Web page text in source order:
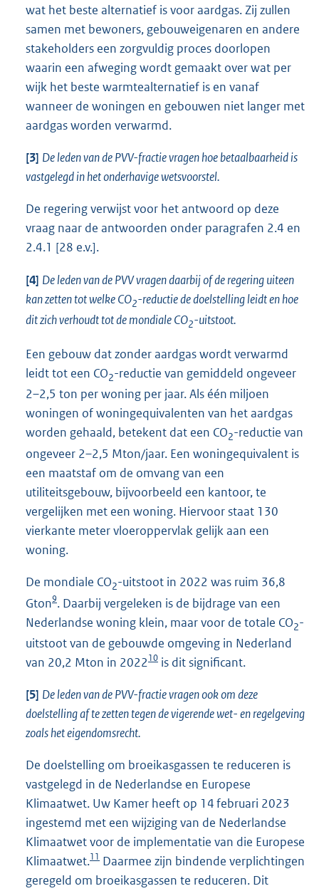
wat het beste alternatief is voor aardgas. Zij zullen
samen met bewoners, gebouweigenaren en andere
stakeholders een zorgvuldig proces doorlopen
waarin een afweging wordt gemaakt over wat per
wijk het beste warmtealternatief is en vanaf
wanneer de woningen en gebouwen niet langer met
aardgas worden verwarmd.
[3] De leden van de PVV-fractie vragen hoe betaalbaarheid is
vastgelegd in het onderhavige wetsvoorstel.
De regering verwijst voor het antwoord op deze
vraag naar de antwoorden onder paragrafen 2.4 en
2.4.1 [28 e.v.].
[4] De leden van de PVV vragen daarbij of de regering uiteen
kan zetten tot welke CO2-reductie de doelstelling leidt en hoe
dit zich verhoudt tot de mondiale CO2-uitstoot.
Een gebouw dat zonder aardgas wordt verwarmd
leidt tot een CO2-reductie van gemiddeld ongeveer
2–2,5 ton per woning per jaar. Als één miljoen
woningen of woningequivalenten van het aardgas
worden gehaald, betekent dat een CO2-reductie van
ongeveer 2–2,5 Mton/jaar. Een woningequivalent is
een maatstaf om de omvang van een
utiliteitsgebouw, bijvoorbeeld een kantoor, te
vergelijken met een woning. Hiervoor staat 130
vierkante meter vloeroppervlak gelijk aan een
woning.
De mondiale CO2-uitstoot in 2022 was ruim 36,8
Gton9. Daarbij vergeleken is de bijdrage van een
Nederlandse woning klein, maar voor de totale CO2-
uitstoot van de gebouwde omgeving in Nederland
van 20,2 Mton in 202210 is dit significant.
[5] De leden van de PVV-fractie vragen ook om deze
doelstelling af te zetten tegen de vigerende wet- en regelgeving
zoals het eigendomsrecht.
De doelstelling om broeikasgassen te reduceren is
vastgelegd in de Nederlandse en Europese
Klimaatwet. Uw Kamer heeft op 14 februari 2023
ingestemd met een wijziging van de Nederlandse
Klimaatwet voor de implementatie van die Europese
Klimaatwet.11 Daarmee zijn bindende verplichtingen
geregeld om broeikasgassen te reduceren. Dit